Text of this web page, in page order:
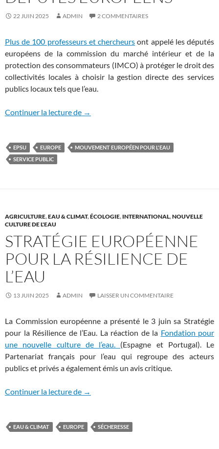
22 JUIN 2025 ADMIN 2 COMMENTAIRES
Plus de 100 professeurs et chercheurs ont appelé les députés
européens de la commission du marché intérieur et de la
protection des consommateurs (IMCO) à protéger le droit des
collectivités locales à choisir la gestion directe des services
publics locaux tels que l’eau.
Continuer la lecture de Les régies publiques menacées par des
→
EPSU EUROPE
MOUVEMENT EUROPÉEN POUR L'EAU
SERVICE PUBLIC
AGRICULTURE,EAU & CLIMAT,ÉCOLOGIE, INTERNATIONAL,NOUVELLE
CULTURE DE L'EAU
STRATÉGIE EUROPÉENNE
POUR LA RÉSILIENCE DE
L’EAU
13 JUIN 2025 ADMIN LAISSER UN COMMENTAIRE
La Commission européenne a présenté le 3 juin sa Stratégie
pour la Résilience de l’Eau. La réaction de la Fondation pour
une nouvelle culture de l’eau. (Espagne et Portugal). Le
Partenariat français pour l’eau qui regroupe des acteurs
publics et privés a également émis un avis critique.
Continuer la lecture de Stratégie européenne pour la résilience
→
EAU & CLIMAT EUROPE SÉCHERESSE